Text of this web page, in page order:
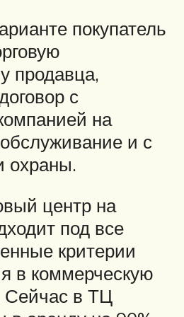
покупатель
продавца,
с
на
и с
охраны.
центр на
под все
критерии
в коммерческую
Сейчас в ТЦ